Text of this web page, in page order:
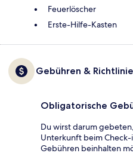
Feuerlöscher
Ers­te-Hil­fe-Kas­ten
Gebühren &
Obligatorische
Du wirst darum
Unterkunft beim
Gebühren beinhalten